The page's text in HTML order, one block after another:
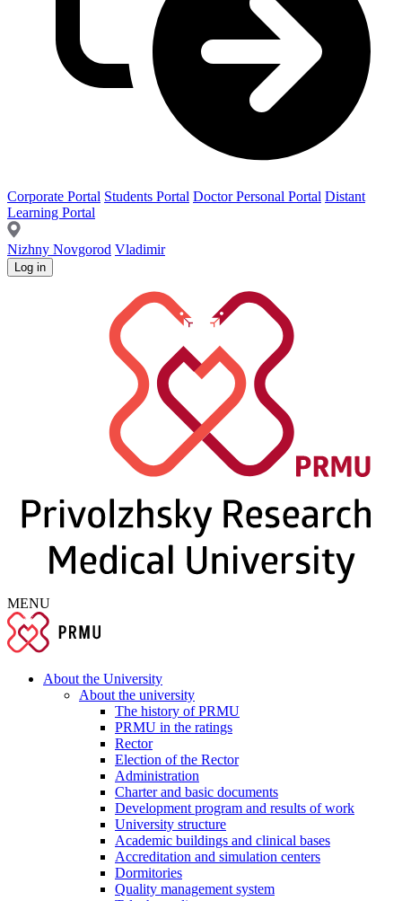
Corporate Portal Students Portal Doctor Personal Portal Distant
Learning Portal
Nizhny Novgorod Vladimir
Log in
MENU
About the University
About the university
The history of PRMU
PRMU in the ratings
Rector
Election of the Rector
Administration
Charter and basic documents
Development program and results of work
University structure
Academic buildings and clinical bases
Accreditation and simulation centers
Dormitories
Quality management system